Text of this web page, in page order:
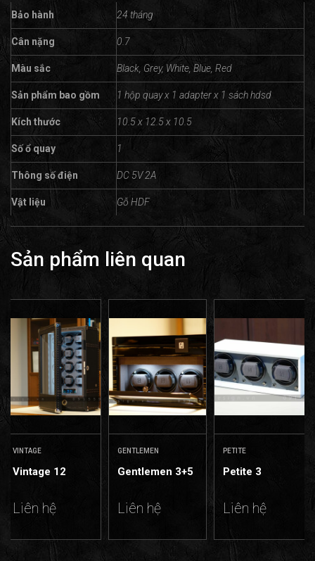
Bảo hành 24 tháng
Cân nặng 0.7
Màu sắc Black, Grey, White, Blue, Red
Sản phẩm bao gồm 1 hộp quay x 1 adapter x 1 sách hdsd
Kích thước 10.5 x 12.5 x 10.5
Số ổ quay 1
Thông số điện DC 5V 2A
Vật liệu Gỗ HDF
Sản phẩm liên quan
VINTAGE
Vintage 12
Liên hệ
GENTLEMEN
Gentlemen 3+5
Liên hệ
PETITE
Petite 3
Liên hệ